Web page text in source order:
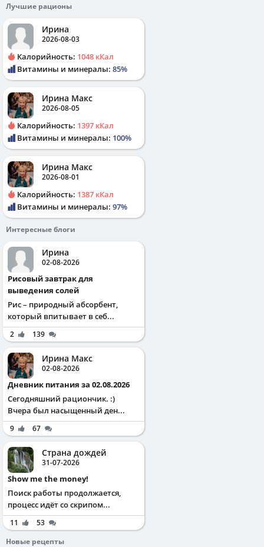
Лучшие рационы
Ирина
2026-08-03
Калорийность: 1048 кКал
Витамины и минералы: 85%
Ирина Макс
2026-08-05
Калорийность: 1397 кКал
Витамины и минералы: 100%
Ирина Макс
2026-08-01
Калорийность: 1387 кКал
Витамины и минералы: 97%
Интересные блоги
Ирина
02-08-2026
Рисовый завтрак для
выведения солей
Рис – природный абсорбент,
который впитывает в себ...
2 139
Ирина Макс
02-08-2026
Дневник питания за 02.08.2026
Сегодняшний рациончик. :)
Вчера был насыщенный ден...
9 67
Страна дождей
31-07-2026
Show me the money!
Поиск работы продолжается,
процесс идёт со скрипом...
11
53
Новые рецепты